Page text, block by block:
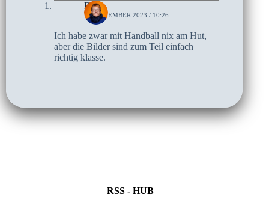
Birte
19. DEZEMBER 2023 / 10:26
Ich habe zwar mit Handball nix am Hut,
aber die Bilder sind zum Teil einfach
richtig klasse.
RSS - HUB